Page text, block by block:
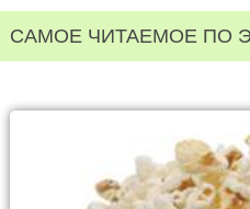
САМОЕ ЧИТАЕМОЕ ПО